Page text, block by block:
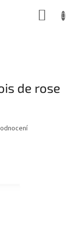
de rose